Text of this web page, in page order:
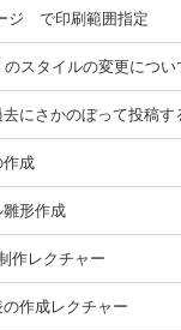
ジ で印刷範囲指定
のスタイルの変更につい
にさかのぼって投稿す
作成
形作成
作レクチャー
作成レクチャー